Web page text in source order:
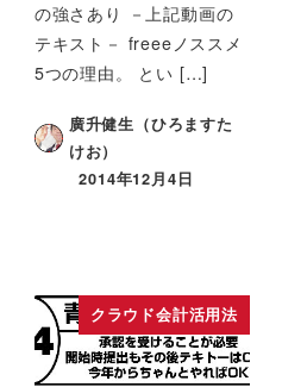
の強さあり －上記動画の
テキスト－ freeeノススメ
5つの理由。 とい […]
廣升健生（ひろますた
けお）
2014年12月4日
クラウド会計活用法